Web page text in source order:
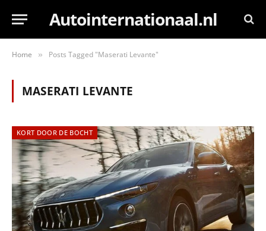
Autointernationaal.nl
Home » Posts Tagged "Maserati Levante"
MASERATI LEVANTE
KORT DOOR DE BOCHT